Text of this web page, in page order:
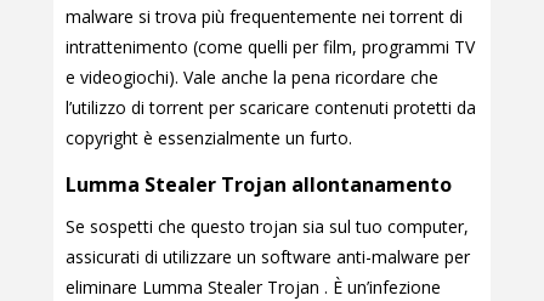
malware si trova più frequentemente nei torrent di
intrattenimento (come quelli per film, programmi TV
e videogiochi). Vale anche la pena ricordare che
l’utilizzo di torrent per scaricare contenuti protetti da
copyright è essenzialmente un furto.
Lumma Stealer Trojan allontanamento
Se sospetti che questo trojan sia sul tuo computer,
assicurati di utilizzare un software anti-malware per
eliminare Lumma Stealer Trojan . È un’infezione